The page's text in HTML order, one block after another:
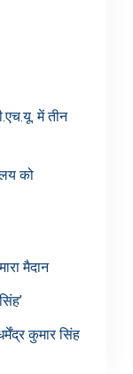
में तीन
को
मैदान
कुमार सिंह